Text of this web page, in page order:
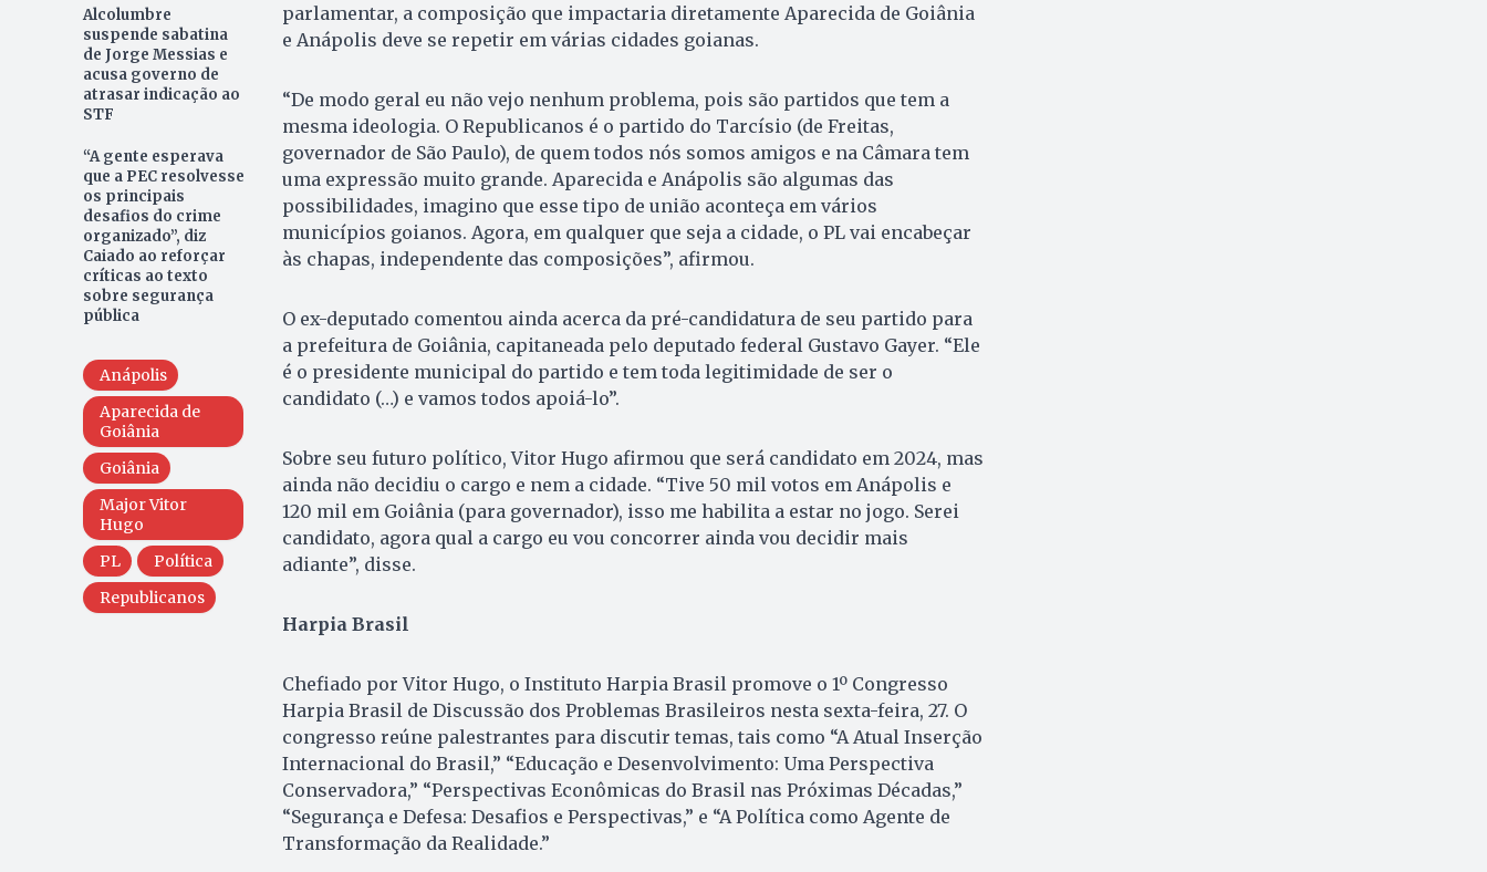
Alcolumbre
suspende sabatina
de Jorge Messias e
acusa governo de
atrasar indicação ao
STF
“A gente esperava
que a PEC resolvesse
os principais
desafios do crime
organizado”, diz
Caiado ao reforçar
críticas ao texto
sobre segurança
pública
Anápolis
Aparecida de
Goiânia
Goiânia
Major Vitor
Hugo
PL
Política
Republicanos
parlamentar, a composição que impactaria diretamente Aparecida de Goiânia
e Anápolis deve se repetir em várias cidades goianas.
“De modo geral eu não vejo nenhum problema, pois são partidos que tem a
mesma ideologia. O Republicanos é o partido do Tarcísio (de Freitas,
governador de São Paulo), de quem todos nós somos amigos e na Câmara tem
uma expressão muito grande. Aparecida e Anápolis são algumas das
possibilidades, imagino que esse tipo de união aconteça em vários
municípios goianos. Agora, em qualquer que seja a cidade, o PL vai encabeçar
às chapas, independente das composições”, afirmou.
O ex-deputado comentou ainda acerca da pré-candidatura de seu partido para
a prefeitura de Goiânia, capitaneada pelo deputado federal Gustavo Gayer. “Ele
é o presidente municipal do partido e tem toda legitimidade de ser o
candidato (…) e vamos todos apoiá-lo”.
Sobre seu futuro político, Vitor Hugo afirmou que será candidato em 2024, mas
ainda não decidiu o cargo e nem a cidade. “Tive 50 mil votos em Anápolis e
120 mil em Goiânia (para governador), isso me habilita a estar no jogo. Serei
candidato, agora qual a cargo eu vou concorrer ainda vou decidir mais
adiante”, disse.
Harpia Brasil
Chefiado por Vitor Hugo, o Instituto Harpia Brasil promove o 1º Congresso
Harpia Brasil de Discussão dos Problemas Brasileiros nesta sexta-feira, 27. O
congresso reúne palestrantes para discutir temas, tais como “A Atual Inserção
Internacional do Brasil,” “Educação e Desenvolvimento: Uma Perspectiva
Conservadora,” “Perspectivas Econômicas do Brasil nas Próximas Décadas,”
“Segurança e Defesa: Desafios e Perspectivas,” e “A Política como Agente de
Transformação da Realidade.”